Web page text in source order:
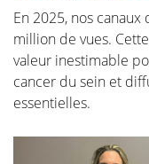
Programme
traitement
Quality
En 2025, nos
million de vues.
valeur inestimable
cancer du sein et
essentielles.